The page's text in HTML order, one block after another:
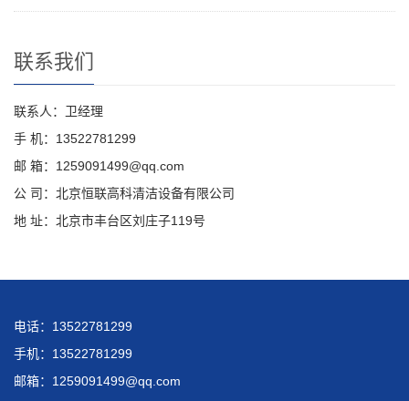
联系我们
联系人：卫经理
手 机：13522781299
邮 箱：1259091499@qq.com
公 司：北京恒联高科清洁设备有限公司
地 址：北京市丰台区刘庄子119号
电话：13522781299
手机：13522781299
邮箱：1259091499@qq.com